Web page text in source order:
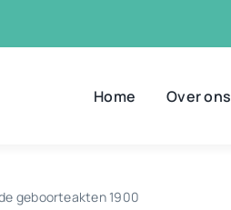
Home Over ons
geboorteakten 1900